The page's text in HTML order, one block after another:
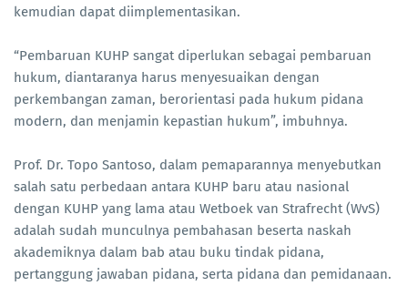
kemudian dapat diimplementasikan.
“Pembaruan KUHP sangat diperlukan sebagai pembaruan
hukum, diantaranya harus menyesuaikan dengan
perkembangan zaman, berorientasi pada hukum pidana
modern, dan menjamin kepastian hukum”, imbuhnya.
Prof. Dr. Topo Santoso, dalam pemaparannya menyebutkan
salah satu perbedaan antara KUHP baru atau nasional
dengan KUHP yang lama atau Wetboek van Strafrecht (WvS)
adalah sudah munculnya pembahasan beserta naskah
akademiknya dalam bab atau buku tindak pidana,
pertanggung jawaban pidana, serta pidana dan pemidanaan.